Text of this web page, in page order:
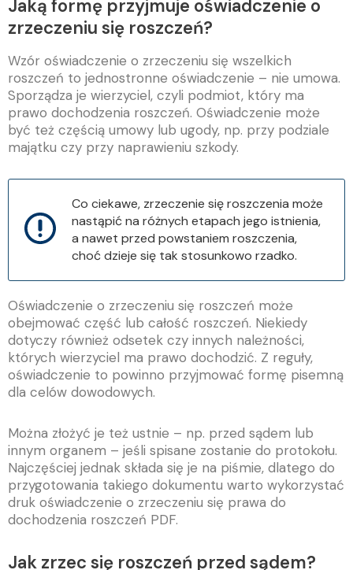
Jaką formę przyjmuje oświadczenie o
zrzeczeniu się roszczeń?
Wzór oświadczenie o zrzeczeniu się wszelkich
roszczeń to jednostronne oświadczenie – nie umowa.
Sporządza je wierzyciel, czyli podmiot, który ma
prawo dochodzenia roszczeń. Oświadczenie może
być też częścią umowy lub ugody, np. przy podziale
majątku czy przy naprawieniu szkody.
Co ciekawe, zrzeczenie się roszczenia może
nastąpić na różnych etapach jego istnienia,
a nawet przed powstaniem roszczenia,
choć dzieje się tak stosunkowo rzadko.
Oświadczenie o zrzeczeniu się roszczeń może
obejmować część lub całość roszczeń. Niekiedy
dotyczy również odsetek czy innych należności,
których wierzyciel ma prawo dochodzić. Z reguły,
oświadczenie to powinno przyjmować formę pisemną
dla celów dowodowych.
Można złożyć je też ustnie – np. przed sądem lub
innym organem – jeśli spisane zostanie do protokołu.
Najczęściej jednak składa się je na piśmie, dlatego do
przygotowania takiego dokumentu warto wykorzystać
druk oświadczenie o zrzeczeniu się prawa do
dochodzenia roszczeń PDF.
Jak zrzec się roszczeń przed sądem?